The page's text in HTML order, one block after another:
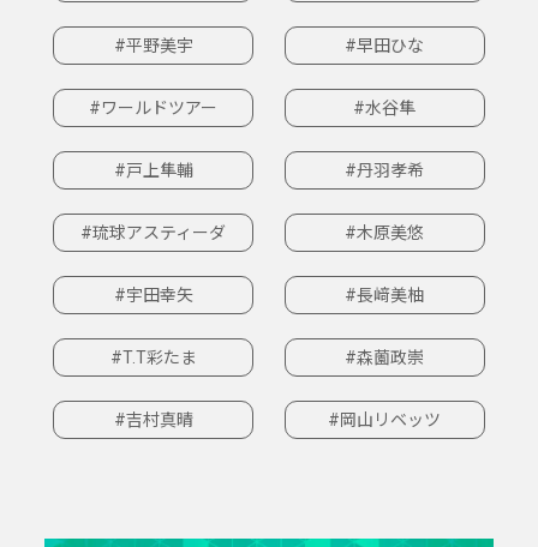
#平野美宇 #早田ひな
#ワールドツアー #水谷隼
#戸上隼輔 #丹羽孝希
#琉球アスティーダ #木原美悠
#宇田幸矢 #長﨑美柚
#T.T彩たま #森薗政崇
#吉村真晴 #岡山リベッツ